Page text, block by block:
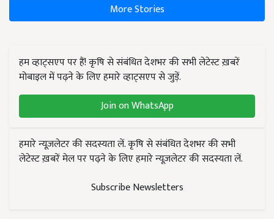
More Stories
हम व्हाट्सएप पर हैं! कृषि से संबंधित देशभर की सभी लेटेस्ट ख़बरें
मोबाइल में पढ़ने के लिए हमारे व्हाट्सएप से जुड़ें.
Join on WhatsApp
हमारे न्यूज़लेटर की सदस्यता लें. कृषि से संबंधित देशभर की सभी
लेटेस्ट ख़बरें मेल पर पढ़ने के लिए हमारे न्यूज़लेटर की सदस्यता लें.
Subscribe Newsletters